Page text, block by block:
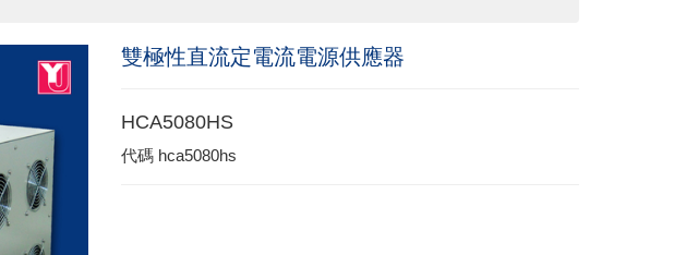
雙極性直流定電流電源供應器
HCA5080HS
代碼 hca5080hs